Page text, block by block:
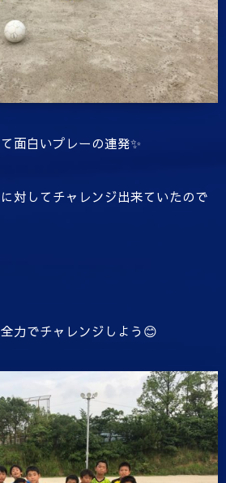
面白いプレーの連発✨
対してチャレンジ出来ていたので
力でチャレンジしよう😊